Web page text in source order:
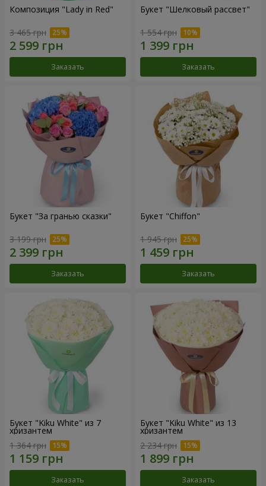
Композиция "Lady in Red"
3 465 грн
Заказать
Букет "Шелковый рассвет"
1 554 грн
Заказать
Букет "За гранью сказки"
3 199 грн
Заказать
Букет "Chiffon"
1 945 грн
Заказать
Букет "Kiku White" из 7
хризантем
1 364 грн
Заказать
Букет "Kiku White" из 13
хризантем
2 234 грн
Заказать